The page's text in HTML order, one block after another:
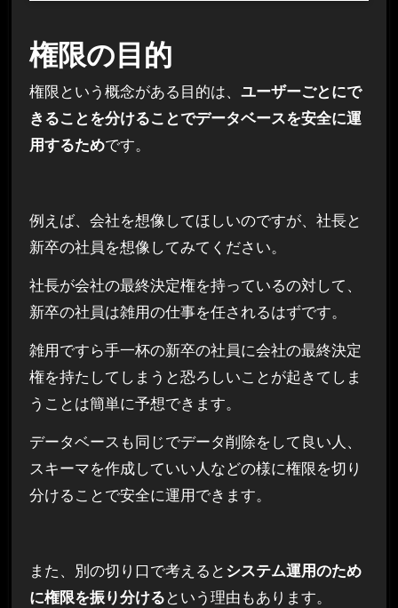
権限の目的
権限という概念がある目的は、 ユーザーごとにで
きることを分けることでデータベースを安全に運
用するためです。
例えば、会社を想像してほしいのですが、社長と
新卒の社員を想像してみてください。
社長が会社の最終決定権を持っているの対して、
新卒の社員は雑用の仕事を任されるはずです。
雑用ですら手一杯の新卒の社員に会社の最終決定
権を持たしてしまうと恐ろしいことが起きてしま
うことは簡単に予想できます。
データベースも同じでデータ削除をして良い人、
スキーマを作成していい人などの様に権限を切り
分けることで安全に運用できます。
また、別の切り口で考えると システム運用のため
に権限を振り分ける という理由もあります。